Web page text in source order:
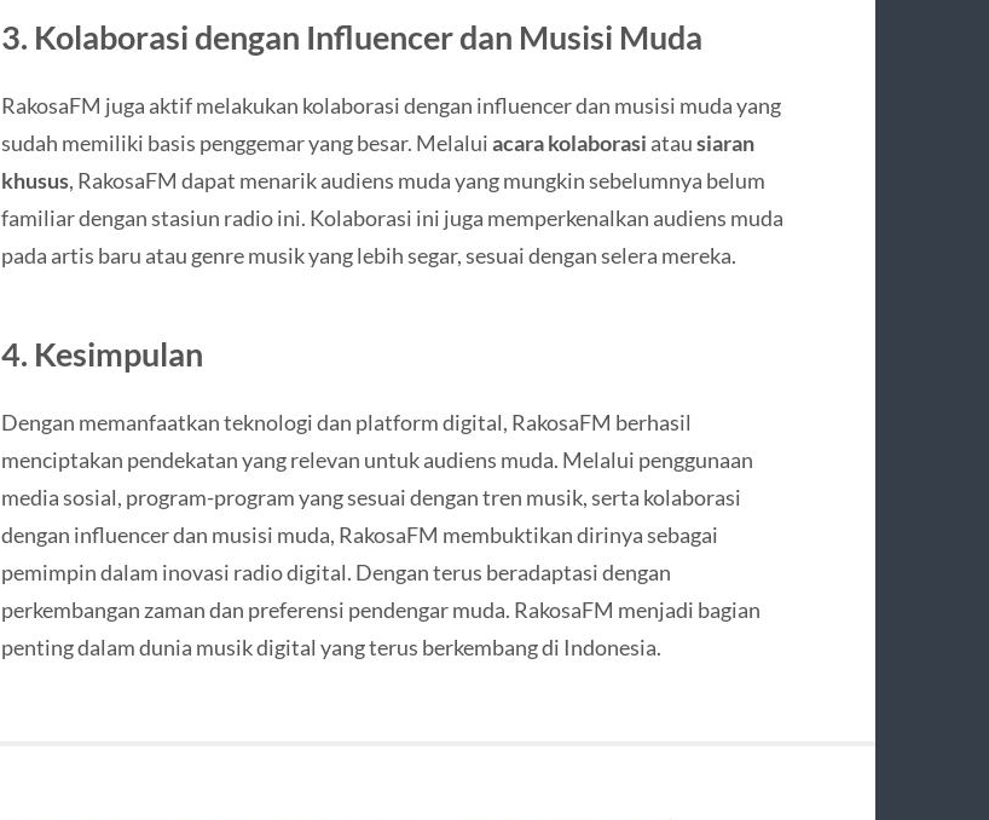
3. Kolaborasi dengan Influencer dan Musisi Muda
RakosaFM juga aktif melakukan kolaborasi dengan influencer dan musisi muda yang
sudah memiliki basis penggemar yang besar. Melaluiacara kolaborasi atausiaran
khusus, RakosaFM dapat menarik audiens muda yang mungkin sebelumnya belum
familiar dengan stasiun radio ini. Kolaborasi ini juga memperkenalkan audiens muda
pada artis baru atau genre musik yang lebih segar, sesuai dengan selera mereka.
4. Kesimpulan
Dengan memanfaatkan teknologi dan platform digital, RakosaFM berhasil
menciptakan pendekatan yang relevan untuk audiens muda. Melalui penggunaan
media sosial, program-program yang sesuai dengan tren musik, serta kolaborasi
dengan influencer dan musisi muda, RakosaFM membuktikan dirinya sebagai
pemimpin dalam inovasi radio digital. Dengan terus beradaptasi dengan
perkembangan zaman dan preferensi pendengar muda. RakosaFM menjadi bagian
penting dalam dunia musik digital yang terus berkembang di Indonesia.